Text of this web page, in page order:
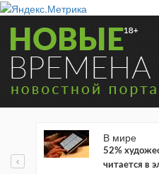
В мире
52%
читается в